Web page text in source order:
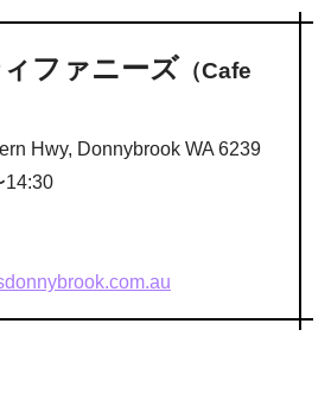
ファニーズ （Cafe
Hwy, Donnybrook WA 6239
14:30